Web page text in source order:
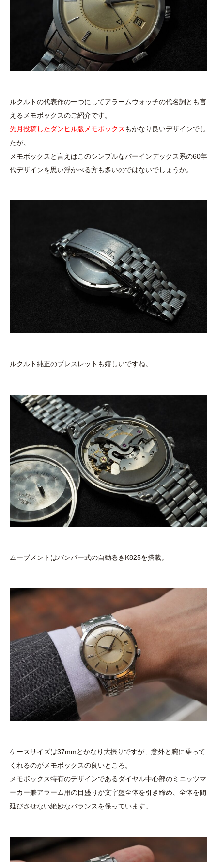
ルクルトの代表作の一つにしてアラームウォッチの代名詞とも言
えるメモボックスのご紹介です。
先月投稿したダンヒル版メモボックス もかなり良いデザインでし
たが、
メモボックスと言えばこのシンプルなバーインデックス系の60年
代デザインを思い浮かべる方も多いのではないでしょうか。
ルクルト純正のブレスレットも嬉しいですね。
ムーブメントはバンパー式の自動巻きK825を搭載。
ケースサイズは37mmとかなり大振りですが、意外と腕に乗って
くれるのがメモボックスの良いところ。
メモボックス特有のデザインであるダイヤル中心部のミニッツマ
ーカー兼アラーム用の目盛りが文字盤全体を引き締め、全体を間
延びさせない絶妙なバランスを保っています。